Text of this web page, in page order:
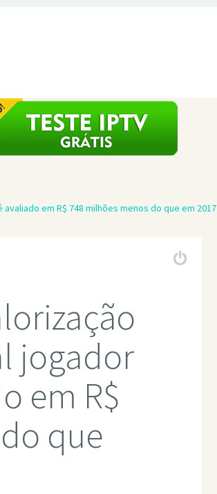
em R$ 748 milhões menos do que em 2017
jogador
em R$
que